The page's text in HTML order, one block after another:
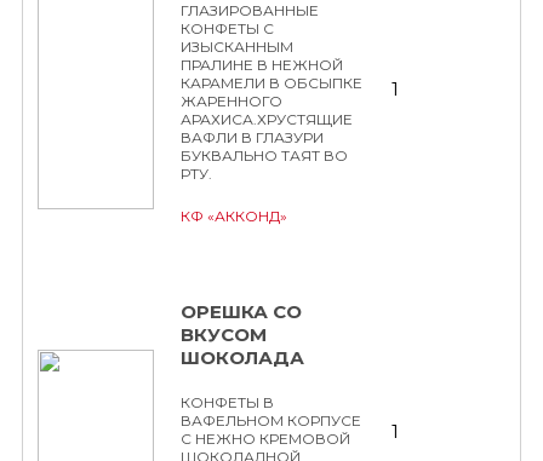
ГЛАЗИРОВАННЫЕ
КОНФЕТЫ С
ИЗЫСКАННЫМ
ПРАЛИНЕ В НЕЖНОЙ
КАРАМЕЛИ В ОБСЫПКЕ
ЖАРЕННОГО
АРАХИСА.ХРУСТЯЩИЕ
ВАФЛИ В ГЛАЗУРИ
БУКВАЛЬНО ТАЯТ ВО
РТУ.
КФ «АККОНД»
1
ОРЕШКА СО
ВКУСОМ
ШОКОЛАДА
КОНФЕТЫ В
ВАФЕЛЬНОМ КОРПУСЕ
С НЕЖНО КРЕМОВОЙ
ШОКОЛАДНОЙ
1